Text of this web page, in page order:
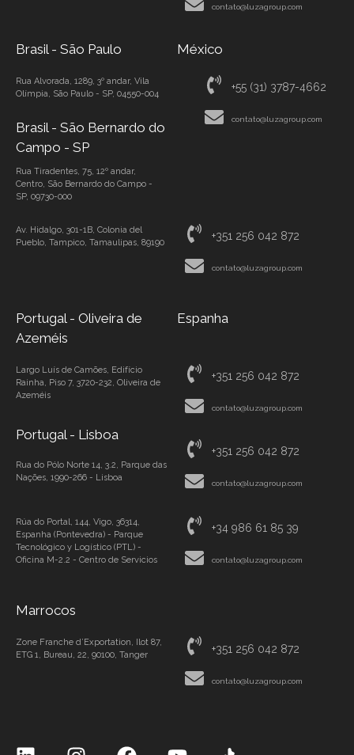
contato@luzagroup.com
Brasil - São Paulo México
Rua Alvorada, 1289, 3º andar, Vila
Olímpia, São Paulo - SP, 04550-004
Brasil - São Bernardo do
Campo - SP
Rua Tiradentes, 75, 12º andar,
Centro, São Bernardo do Campo -
SP, 09730-000
+55 (31) 3787-4662
contato@luzagroup.com
Av. Hidalgo, 301-1B, Colonia del
Pueblo, Tampico, Tamaulipas, 89190
+351 256 042 872
contato@luzagroup.com
Portugal - Oliveira de
Azeméis
Espanha
Largo Luís de Camões, Edifício
Rainha, Piso 7, 3720-232, Oliveira de
Azeméis
Portugal - Lisboa
Rua do Pólo Norte 14, 3.2, Parque das
Nações, 1990-266 - Lisboa
+351 256 042 872
contato@luzagroup.com
+351 256 042 872
contato@luzagroup.com
Rúa do Portal, 144, Vigo, 36314,
Espanha (Pontevedra) - Parque
Tecnológico y Logístico (PTL) -
Oficina M-2.2 - Centro de Servicios
+34 986 61 85 39
contato@luzagroup.com
Marrocos
Zone Franche d’Exportation, Ilot 87,
ETG 1, Bureau, 22, 90100, Tanger
+351 256 042 872
contato@luzagroup.com